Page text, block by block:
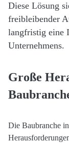
Diese Lösung
freibleibender
langfristig eine
Unternehmens.
Große
Die Baubranche